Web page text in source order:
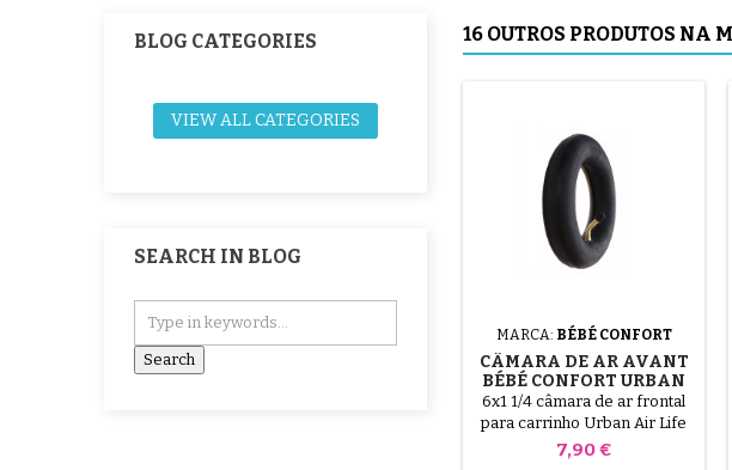
BLOG CATEGORIES
VIEW ALL CATEGORIES
SEARCH IN BLOG
16 OUTROS PRODUTOS NA
MARCA: BÉBÉ CONFORT
CÂMARA DE AR AVANT
BÉBÉ CONFORT URBAN
AIR LIFE
6x1 1/4 câmara de ar frontal
para carrinho Urban Air Life
Preço
7,90 €